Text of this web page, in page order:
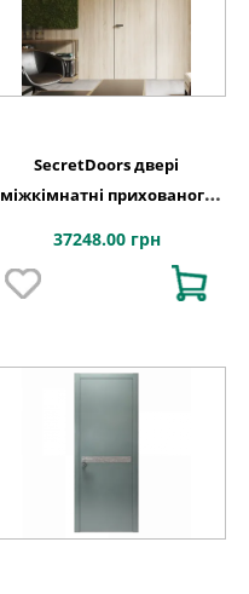
SecretDoors двері
міжкімнатні прихованого
натуральний лак
алюмінієве полотно
37248.00 грн